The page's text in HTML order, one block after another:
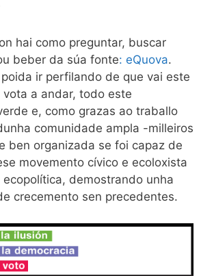
hai como preguntar, buscar
beber da súa fonte: eQuova.
ir perfilando de que vai este
vota a andar, todo este
e, como grazas ao traballo
comunidade ampla -milleiros
ben organizada se foi capaz de
movemento cívico e ecoloxista
ecopolítica, demostrando unha
crecemento sen precedentes.